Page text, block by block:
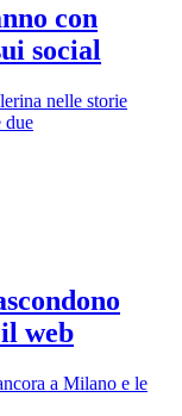
con
social
nelle storie
due
web
a Milano e le